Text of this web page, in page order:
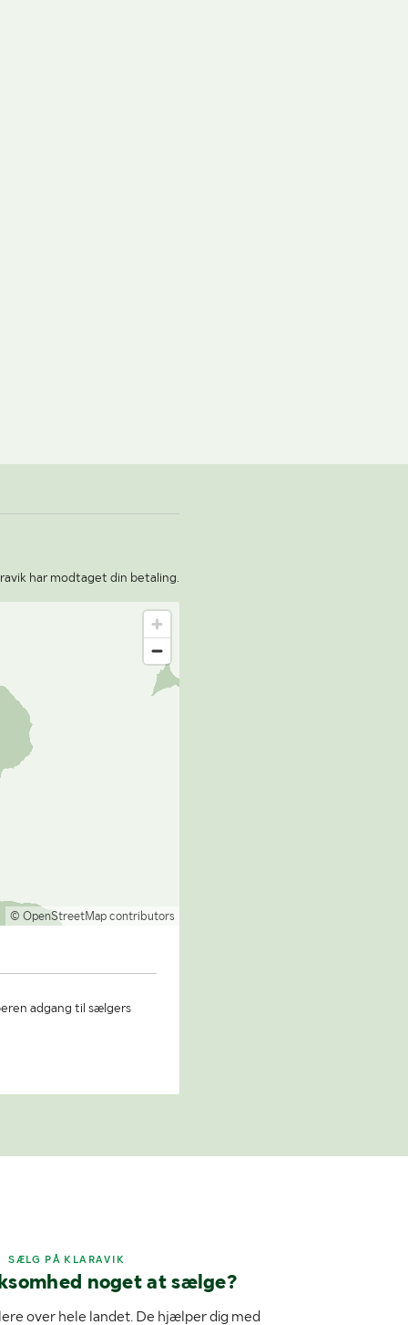
har modtaget din betaling.
© OpenStreetMap contributors
adgang til sælgers
SÆLG PÅ KLARAVIK
noget at sælge?
over hele landet. De hjælper dig med